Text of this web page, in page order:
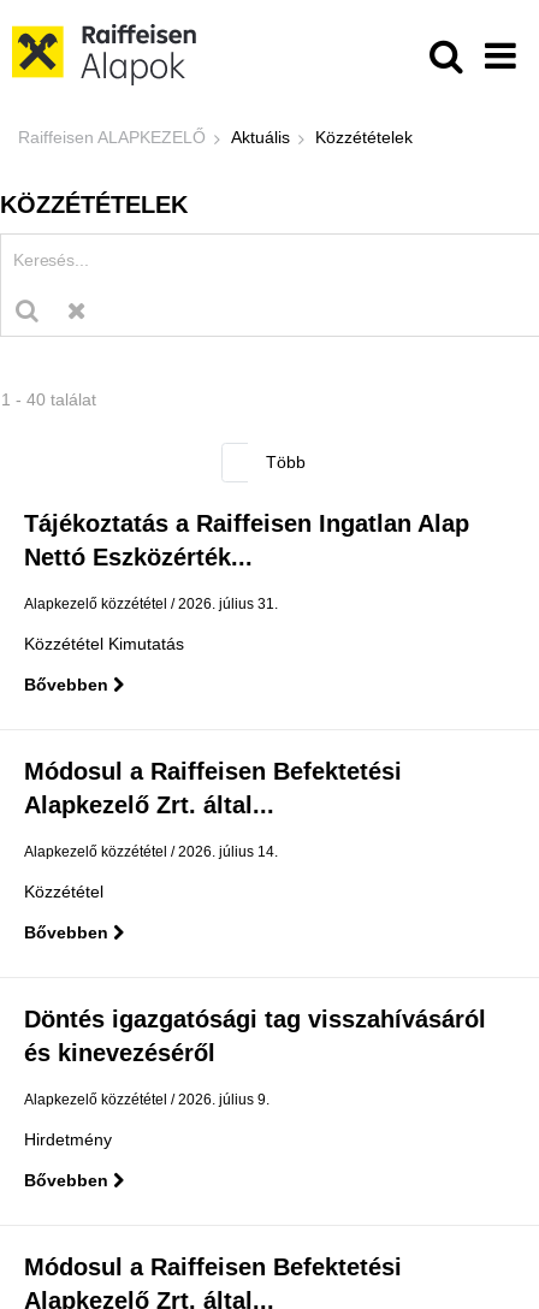
Közzétételek - Raiffeisen
Raiffeisen ALAPKEZELŐ Aktuális Közzétételek
KÖZZÉTÉTELEK
1 - 40 találat
Tájékoztatás a Raiffeisen Ingatlan Alap
Nettó Eszközérték...
Alapkezelő közzététel 2026. július 31.
Közzététel Kimutatás
Bővebben
Módosul a Raiffeisen Befektetési
Alapkezelő Zrt. által...
Alapkezelő közzététel 2026. július 14.
Közzététel
Bővebben
Döntés igazgatósági tag visszahívásáról
és kinevezéséről
Alapkezelő közzététel 2026. július 9.
Hirdetmény
Bővebben
Módosul a Raiffeisen Befektetési
Alapkezelő Zrt. által...